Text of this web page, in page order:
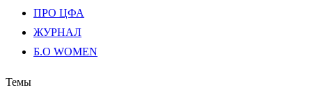
ПРО ЦФА
ЖУРНАЛ
Б.О WOMEN
Темы